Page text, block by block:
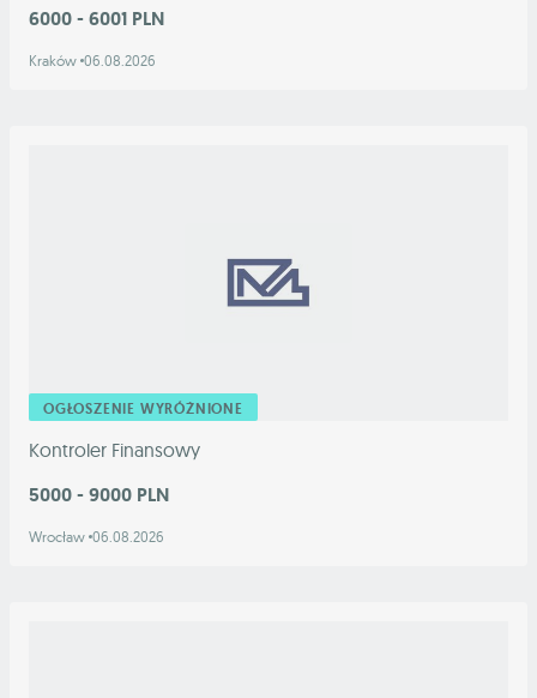
6000 - 6001 PLN
Kraków 06.08.2026
OGŁOSZENIE WYRÓŻNIONE
Kontroler Finansowy
5000 - 9000 PLN
Wrocław 06.08.2026